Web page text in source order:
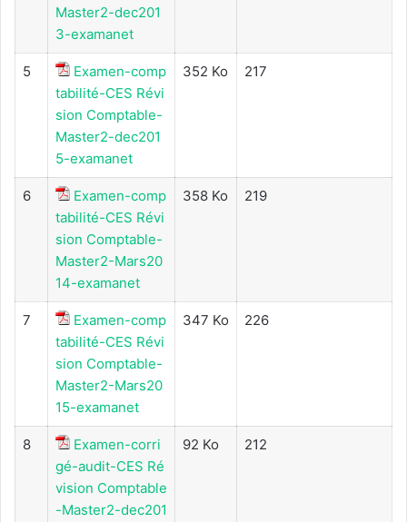
Master2-dec201
3-examanet
5
Examen-comp
tabilité-CES Révi
sion Comptable-
Master2-dec201
5-examanet
352 Ko 217
6
Examen-comp
tabilité-CES Révi
sion Comptable-
Master2-Mars20
14-examanet
358 Ko 219
7
Examen-comp
tabilité-CES Révi
sion Comptable-
Master2-Mars20
15-examanet
347 Ko 226
8
Examen-corri
gé-audit-CES Ré
vision Comptable
-Master2-dec201
92 Ko 212